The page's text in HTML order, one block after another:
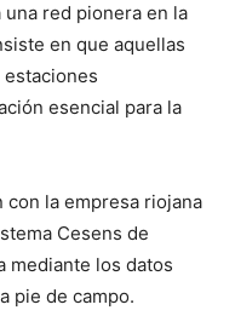
una red pionera en la
en que aquellas
esencial para la
con la empresa riojana
Cesens de
mediante los datos
pie de campo.